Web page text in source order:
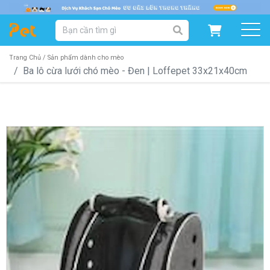
DANH MỤC SẢN PHẨM
SẢN PHẨM DÀNH CHO MÈO
Trang Chủ / Sản phẩm dành cho mèo
Ba lô cừa lưới chó mèo - Đen | Loffepet 33x21x40cm